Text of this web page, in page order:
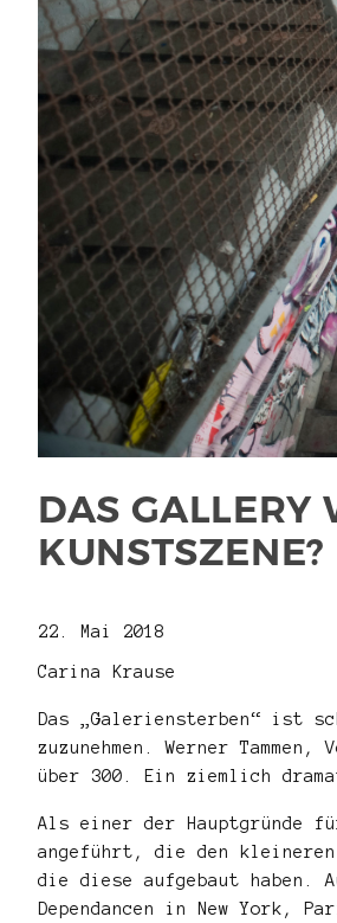
DAS GALLERY
KUNSTSZENE?
22. Mai 2018
Carina Krause
Das „Galeriensterben“ ist
zuzunehmen. Werner
über 300. Ein ziemlich
Als einer der Hauptgründe
angeführt, die den kleineren
die diese aufgebaut haben.
Dependancen in New York,